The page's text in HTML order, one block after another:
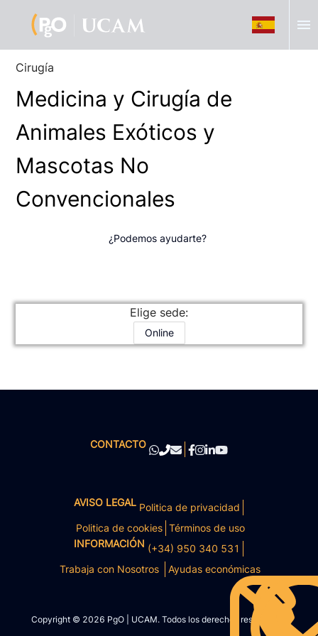
menu
Cirugía
Medicina y Cirugía de
Animales Exóticos y
Mascotas No
Convencionales
¿Podemos ayudarte?
Elige sede:
Online
CONTACTO
AVISO LEGAL Politica de privacidad
Politica de cookies Términos de uso
INFORMACIÓN (+34) 950 340 531
Trabaja con Nosotros
Ayudas económicas
Copyright © 2026 PgO | UCAM. Todos los derechos reservados.